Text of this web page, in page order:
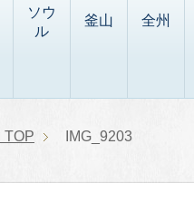
ソウ
ル
釜山 全州
TOP IMG_9203